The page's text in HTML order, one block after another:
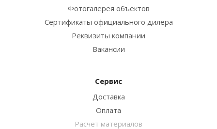
Фотогалерея объектов
Сертификаты официального дилера
Реквизиты компании
Вакансии
Сервис
Доставка
Оплата
Расчет материалов